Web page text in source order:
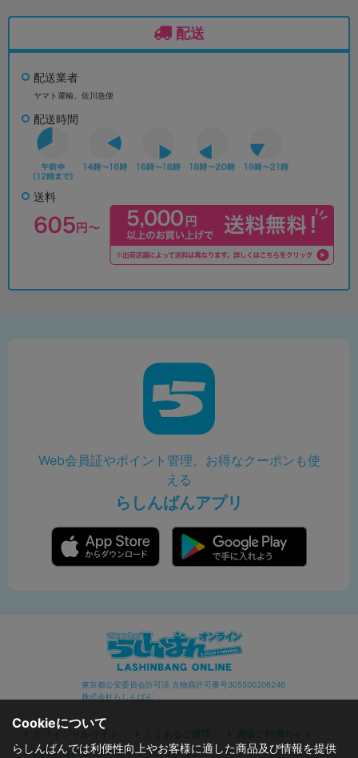
配送
配送業者
ヤマト運輸、佐川急便
配送時間
送料
Web会員証やポイント管理、お得なクーポンも使
える
らしんばんアプリ
東京都公安委員会許可済 古物商許可番号305500206246
株式会社らしんばん
オフィシャルサイト よくあるご質問
通販ご利用ガイド
お問い合わせ
セキュリティポリシー プライバシーポリシー
Cookieについて
らしんばんでは利便性向上やお客様に適した商品及び情報を提供